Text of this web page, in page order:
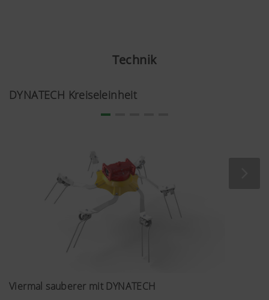
Pulverbeschichtung garantiert Elastizität und
und modernem Design ist Ihnen Freude an der Arbeit mit
Technik
DYNATECH Kreiseleinheit
Viermal sauberer mit DYNATECH